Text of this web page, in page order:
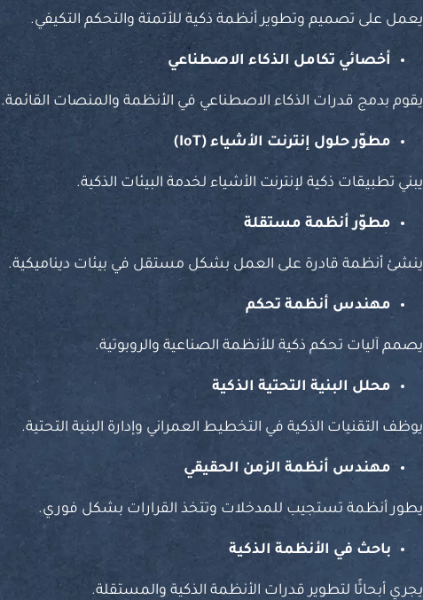
يعمل على تصميم وتطوير أنظمة ذكية للأتمتة والتحكم التكيفي.
أخصائي تكامل الذكاء الاصطناعي
يقوم بدمج قدرات الذكاء الاصطناعي في الأنظمة والمنصات القائمة.
مطوّر حلول إنترنت الأشياء (IoT)
يبني تطبيقات ذكية لإنترنت الأشياء لخدمة البيئات الذكية.
مطوّر أنظمة مستقلة
ينشئ أنظمة قادرة على العمل بشكل مستقل في بيئات ديناميكية.
مهندس أنظمة تحكم
يصمم آليات تحكم ذكية للأنظمة الصناعية والروبوتية.
محلل البنية التحتية الذكية
يوظف التقنيات الذكية في التخطيط العمراني وإدارة البنية التحتية.
مهندس أنظمة الزمن الحقيقي
يطور أنظمة تستجيب للمدخلات وتتخذ القرارات بشكل فوري.
باحث في الأنظمة الذكية
يجري أبحاثًا لتطوير قدرات الأنظمة الذكية والمستقلة.